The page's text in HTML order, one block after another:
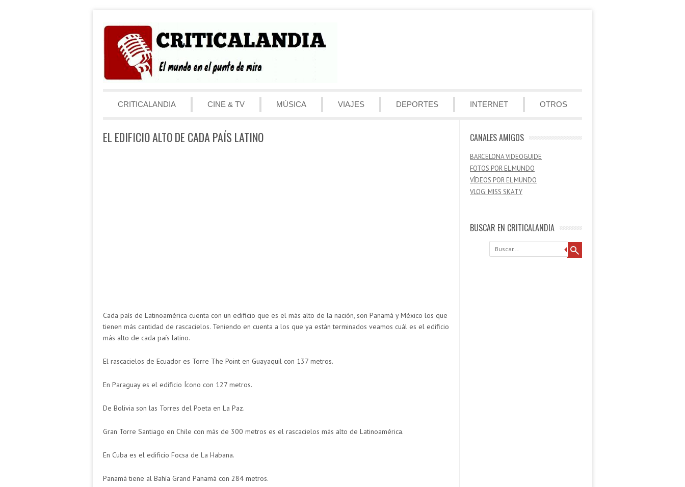
Menú
CRITICALANDIA
CINE & TV MÚSICA VIAJES DEPORTES INTERNET OTROS
EL EDIFICIO ALTO DE CADA PAÍS LATINO
Cada país de Latinoamérica cuenta con un edificio que es el más alto de la nación, son Panamá y México los que
tienen más cantidad de rascacielos. Teniendo en cuenta a los que ya están terminados veamos cuál es el edificio
más alto de cada país latino.
El rascacielos de Ecuador es Torre The Point en Guayaquil con 137 metros.
En Paraguay es el edificio Ícono con 127 metros.
De Bolivia son las Torres del Poeta en La Paz.
Gran Torre Santiago en Chile con más de 300 metros es el rascacielos más alto de Latinoamérica.
En Cuba es el edificio Focsa de La Habana.
Panamá tiene al Bahía Grand Panamá con 284 metros.
CANALES AMIGOS
BARCELONA VIDEOGUIDE
FOTOS POR EL MUNDO
VÍDEOS POR EL MUNDO
VLOG: MISS SKATY
BUSCAR EN CRITICALANDIA
Buscar